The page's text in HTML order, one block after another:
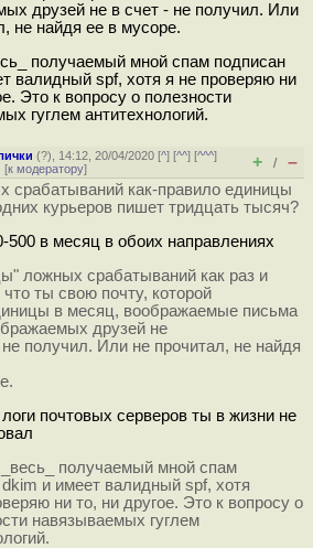
друзей не в счет - не получил. Или
не найдя ее в мусоре.
получаемый мной спам подписан
валидный spf, хотя я не проверяю ни
Это к вопросу о полезности
гуглем антитехнологий.
(?), 14:12, 20/04/2020 [^] [^^] [^^^]
к модератору] + / –
срабатываний как-правило единицы
курьеров пишет тридцать тысяч?
500 в месяц в обоих направлениях
ложных срабатываний как раз и
что ты свою почту, которой
в месяц, воображаемые письма
друзей не
получил. Или не прочитал, не найдя
почтовых серверов ты в жизни не
получаемый мной спам
и имеет валидный spf, хотя
ни то, ни другое. Это к вопросу о
навязываемых гуглем